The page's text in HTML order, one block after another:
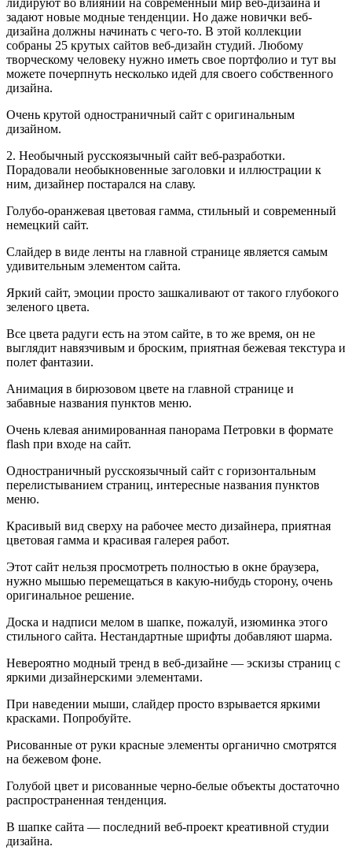
задают новые модные тенденции. Но даже новички веб-
дизайна должны начинать с чего-то. В этой коллекции
собраны 25 крутых сайтов веб-дизайн студий. Любому
творческому человеку нужно иметь свое портфолио и тут вы
можете почерпнуть несколько идей для своего собственного
дизайна.
Очень крутой одностраничный сайт с оригинальным
дизайном.
2. Необычный русскоязычный сайт веб-разработки.
Порадовали необыкновенные заголовки и иллюстрации к
ним, дизайнер постарался на славу.
Голубо-оранжевая цветовая гамма, стильный и современный
немецкий сайт.
Слайдер в виде ленты на главной странице является самым
удивительным элементом сайта.
Яркий сайт, эмоции просто зашкаливают от такого глубокого
зеленого цвета.
Все цвета радуги есть на этом сайте, в то же время, он не
выглядит навязчивым и броским, приятная бежевая текстура и
полет фантазии.
Анимация в бирюзовом цвете на главной странице и
забавные названия пунктов меню.
Очень клевая анимированная панорама Петровки в формате
flash при входе на сайт.
Одностраничный русскоязычный сайт с горизонтальным
перелистыванием страниц, интересные названия пунктов
меню.
Красивый вид сверху на рабочее место дизайнера, приятная
цветовая гамма и красивая галерея работ.
Этот сайт нельзя просмотреть полностью в окне браузера,
нужно мышью перемещаться в какую-нибудь сторону, очень
оригинальное решение.
Доска и надписи мелом в шапке, пожалуй, изюминка этого
стильного сайта. Нестандартные шрифты добавляют шарма.
Невероятно модный тренд в веб-дизайне — эскизы страниц с
яркими дизайнерскими элементами.
При наведении мыши, слайдер просто взрывается яркими
красками. Попробуйте.
Рисованные от руки красные элементы органично смотрятся
на бежевом фоне.
Голубой цвет и рисованные черно-белые объекты достаточно
распространенная тенденция.
В шапке сайта — последний веб-проект креативной студии
дизайна.